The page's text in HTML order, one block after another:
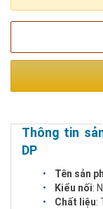
Thông tin
DP
Tên sản
Kiểu nối:
Chất liệu: